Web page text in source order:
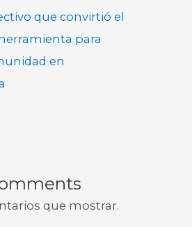
que convirtió el
para
en
que mostrar.